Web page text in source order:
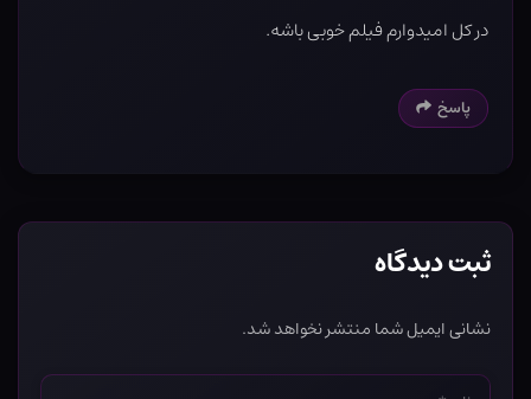
در کل امیدوارم فیلم خوبی باشه.
پاسخ
ثبت دیدگاه
نشانی ایمیل شما منتشر نخواهد شد.
نام